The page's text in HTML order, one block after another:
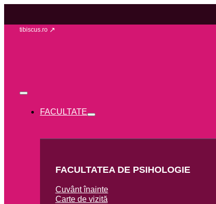
tibiscus.ro
FACULTATE
FACULTATEA DE PSIHOLOGIE
Cuvânt înainte
Carte de vizită